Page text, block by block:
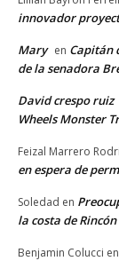
innovador
Mary en Capitán
de la senadora
David crespo ruiz
Wheels Monster
Feizal Marrero
en espera de
Soledad en
la costa de Rincón
Benjamin Colucci en